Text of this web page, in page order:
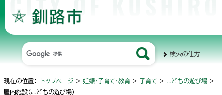
検索の仕方
現在の位置： トップページ > 妊娠・子育て・教育 > 子育て > こどもの遊び場 >
屋内施設（こどもの遊び場）